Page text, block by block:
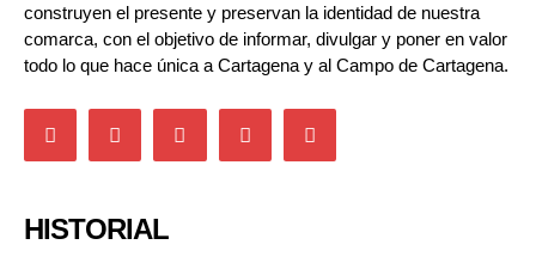
construyen el presente y preservan la identidad de nuestra
comarca, con el objetivo de informar, divulgar y poner en valor
todo lo que hace única a Cartagena y al Campo de Cartagena.
HISTORIAL